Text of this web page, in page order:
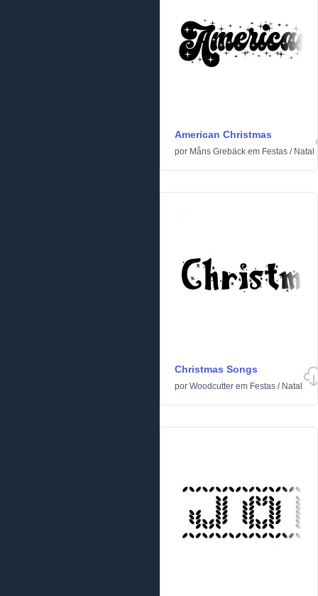
American Christmas
por Måns Grebäck em Festas / Natal
Christmas Songs
por Woodcutter em Festas / Natal